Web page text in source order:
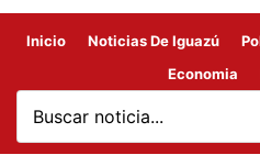
Inicio Noticias De Iguazú
Economia